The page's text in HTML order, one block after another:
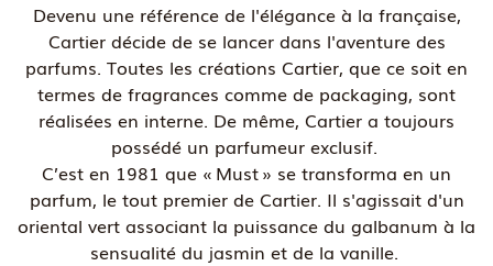
Devenu une référence de l'élégance à la française,
Cartier décide de se lancer dans l'aventure des
parfums. Toutes les créations Cartier, que ce soit en
termes de fragrances comme de packaging, sont
réalisées en interne. De même, Cartier a toujours
possédé un parfumeur exclusif.
C’est en 1981 que « Must » se transforma en un
parfum, le tout premier de Cartier. Il s'agissait d'un
oriental vert associant la puissance du galbanum à la
sensualité du jasmin et de la vanille.